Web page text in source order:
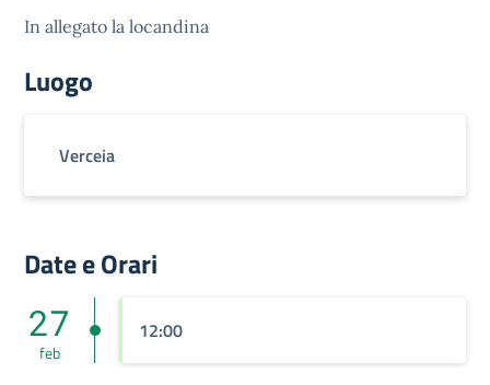
In allegato la locandina
Luogo
Verceia
Date e Orari
27
feb
12:00